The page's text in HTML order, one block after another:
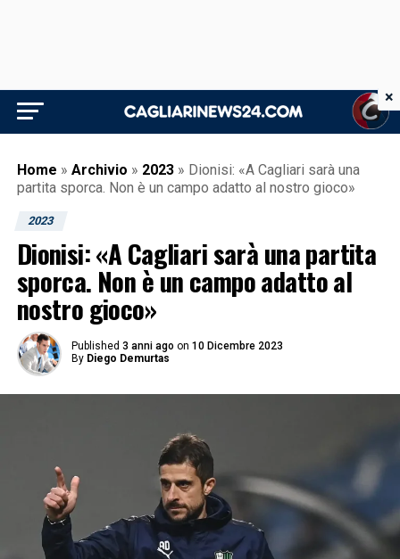
Home » Archivio » 2023 » Dionisi: «A Cagliari sarà una
partita sporca. Non è un campo adatto al nostro gioco»
2023
Dionisi: «A Cagliari sarà una partita
sporca. Non è un campo adatto al
nostro gioco»
Published 3 anni ago on 10 Dicembre 2023
By Diego Demurtas
×